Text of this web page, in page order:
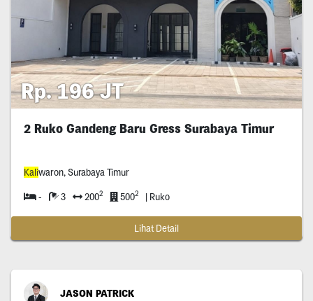
Rp. 196 JT
2 Ruko Gandeng Baru Gress Surabaya Timur
Kaliwaron, Surabaya Timur
- 3 2002 5002 | Ruko
Lihat Detail
JASON PATRICK